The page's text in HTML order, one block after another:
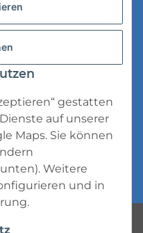
USt., zzgl.
gestatten
auf unserer
Maps. Sie können
Weitere
und in
.